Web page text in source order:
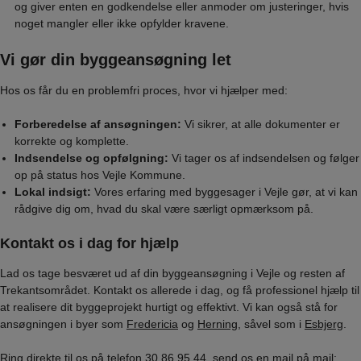
og giver enten en godkendelse eller anmoder om justeringer, hvis
noget mangler eller ikke opfylder kravene.
Vi gør din byggeansøgning let
Hos os får du en problemfri proces, hvor vi hjælper med:
Forberedelse af ansøgningen: Vi sikrer, at alle dokumenter er
korrekte og komplette.
Indsendelse og opfølgning: Vi tager os af indsendelsen og følger
op på status hos Vejle Kommune.
Lokal indsigt: Vores erfaring med byggesager i Vejle gør, at vi kan
rådgive dig om, hvad du skal være særligt opmærksom på.
Kontakt os i dag for hjælp
Lad os tage besværet ud af din byggeansøgning i Vejle og resten af
Trekantsområdet. Kontakt os allerede i dag, og få professionel hjælp til
at realisere dit byggeprojekt hurtigt og effektivt. Vi kan også stå for
ansøgningen i byer som Fredericia og Herning , såvel som i Esbjerg
Ring direkte til os på telefon 30 86 95 44 , send os en mail på mail: